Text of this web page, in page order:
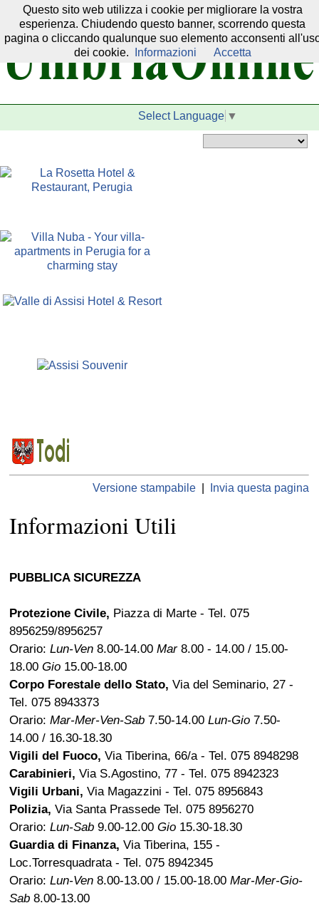
Il nostro network:
Select Language ▼
Versione stampabile Invia questa pagina
Informazioni Utili
PUBBLICA SICUREZZA
Protezione Civile, Piazza di Marte - Tel. 075
8956259/8956257
Orario: Lun-Ven 8.00-14.00Mar8.00 - 14.00 / 15.00-
18.00Gio 15.00-18.00
Corpo Forestale dello Stato,Via del Seminario, 27 -
Tel. 075 8943373
Orario:Mar-Mer-Ven-Sab 7.50-14.00Lun-Gio 7.50-
14.00 / 16.30-18.30
Vigili del Fuoco,Via Tiberina, 66/a - Tel. 075 8948298
Carabinieri,Via S.Agostino, 77 - Tel. 075 8942323
Vigili Urbani,Via Magazzini - Tel. 075 8956843
Polizia,Via Santa Prassede Tel. 075 8956270
Orario:Lun-Sab 9.00-12.00 Gio 15.30-18.30
Guardia di Finanza,Via Tiberina, 155 -
Loc.Torresquadrata - Tel. 075 8942345
Orario:Lun-Ven 8.00-13.00 / 15.00-18.00Mar-Mer-Gio-
Sab 8.00-13.00
Questo sito web utilizza i cookie per migliorare la vostra
esperienza. Chiudendo questo banner, scorrendo questa
pagina o cliccando qualunque suo elemento acconsenti
dei cookie.
Informazioni Accetta